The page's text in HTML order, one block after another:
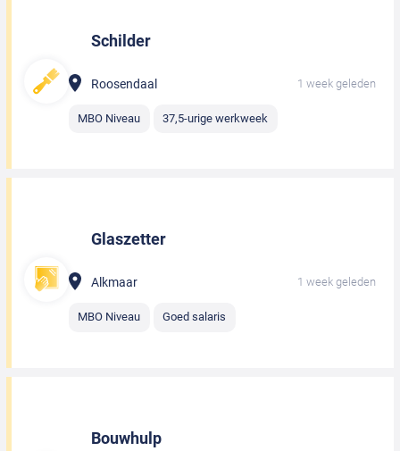
Schilder
Roosendaal 1 week geleden
MBO Niveau 37,5-urige werkweek
Glaszetter
Alkmaar 1 week geleden
MBO Niveau Goed salaris
Bouwhulp